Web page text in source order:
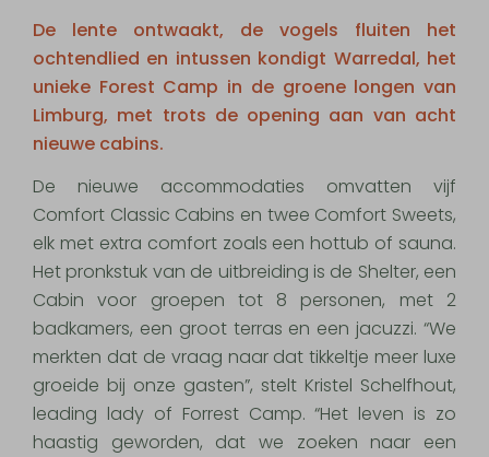
De lente ontwaakt, de vogels fluiten het
ochtendlied en intussen kondigt Warredal, het
unieke Forest Camp in de groene longen van
Limburg, met trots de opening aan van acht
nieuwe cabins.
De nieuwe accommodaties omvatten vijf
Comfort Classic Cabins en twee Comfort Sweets,
elk met extra comfort zoals een hottub of sauna.
Het pronkstuk van de uitbreiding is de Shelter, een
Cabin voor groepen tot 8 personen, met 2
badkamers, een groot terras en een jacuzzi. “We
merkten dat de vraag naar dat tikkeltje meer luxe
groeide bij onze gasten”, stelt Kristel Schelfhout,
leading lady of Forrest Camp. “Het leven is zo
haastig geworden, dat we zoeken naar een